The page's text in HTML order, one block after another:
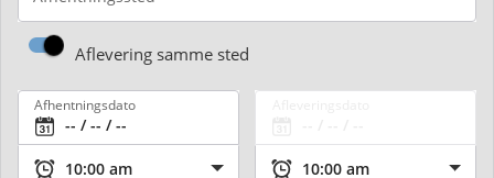
Aflevering samme sted
Afhentningsdato